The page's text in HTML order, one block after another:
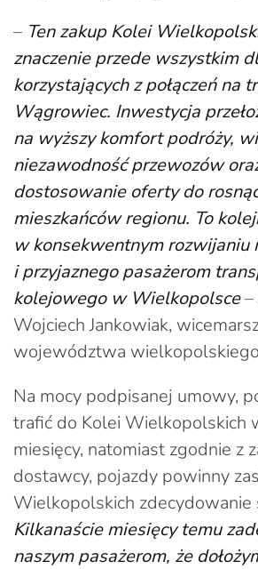
– Ten zakup Kolei
znaczenie przede wszystkim
korzystających z połączeń na
Wągrowiec. Inwestycja
na wyższy komfort podróży,
niezawodność przewozów
dostosowanie oferty do
mieszkańców regionu. To
w konsekwentnym rozwijaniu
i przyjaznego pasażerom
kolejowego w Wielkopolsce–
Wojciech Jankowiak,
województwa
Na mocy podpisanej umowy,
trafić do Kolei Wielkopolskich
miesięcy, natomiast zgodnie z
dostawcy, pojazdy powinny
Wielkopolskich zdecydowanie
Kilkanaście miesięcy temu
naszym pasażerom, że